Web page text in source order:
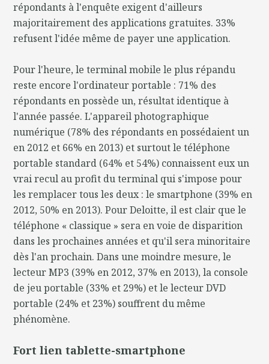
répondants à l'enquête exigent d'ailleurs
majoritairement des applications gratuites. 33%
refusent l'idée même de payer une application.
Pour l'heure, le terminal mobile le plus répandu
reste encore l'ordinateur portable : 71% des
répondants en possède un, résultat identique à
l'année passée. L'appareil photographique
numérique (78% des répondants en possédaient un
en 2012 et 66% en 2013) et surtout le téléphone
portable standard (64% et 54%) connaissent eux un
vrai recul au profit du terminal qui s'impose pour
les remplacer tous les deux : le smartphone (39% en
2012, 50% en 2013). Pour Deloitte, il est clair que le
téléphone « classique » sera en voie de disparition
dans les prochaines années et qu'il sera minoritaire
dès l'an prochain. Dans une moindre mesure, le
lecteur MP3 (39% en 2012, 37% en 2013), la console
de jeu portable (33% et 29%) et le lecteur DVD
portable (24% et 23%) souffrent du même
phénomène.
Fort lien tablette-smartphone